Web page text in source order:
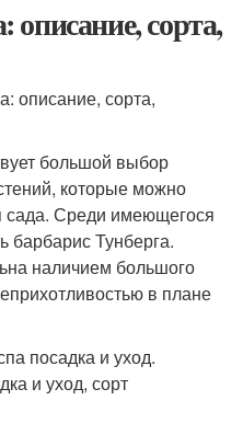
описание, сорта,
большой выбор
которые можно
сада. Среди имеющегося
барбарис Тунберга.
наличием большого
в плане